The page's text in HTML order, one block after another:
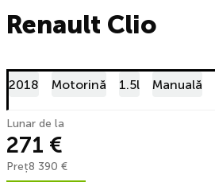
Renault Clio
2018 Motorină 1.5l Manuală
Lunar de la
271 €
Preț8 390 €